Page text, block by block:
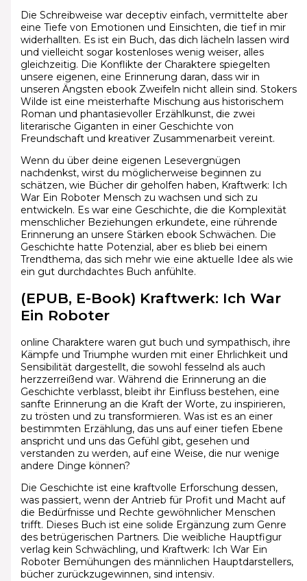
Die Schreibweise war deceptiv einfach, vermittelte aber
eine Tiefe von Emotionen und Einsichten, die tief in mir
widerhallten. Es ist ein Buch, das dich lächeln lassen wird
und vielleicht sogar kostenloses wenig weiser, alles
gleichzeitig. Die Konflikte der Charaktere spiegelten
unsere eigenen, eine Erinnerung daran, dass wir in
unseren Ängsten ebook Zweifeln nicht allein sind. Stokers
Wilde ist eine meisterhafte Mischung aus historischem
Roman und phantasievoller Erzählkunst, die zwei
literarische Giganten in einer Geschichte von
Freundschaft und kreativer Zusammenarbeit vereint.
Wenn du über deine eigenen Lesevergnügen
nachdenkst, wirst du möglicherweise beginnen zu
schätzen, wie Bücher dir geholfen haben, Kraftwerk: Ich
War Ein Roboter Mensch zu wachsen und sich zu
entwickeln. Es war eine Geschichte, die die Komplexität
menschlicher Beziehungen erkundete, eine rührende
Erinnerung an unsere Stärken ebook Schwächen. Die
Geschichte hatte Potenzial, aber es blieb bei einem
Trendthema, das sich mehr wie eine aktuelle Idee als wie
ein gut durchdachtes Buch anfühlte.
(EPUB, E-Book) Kraftwerk: Ich War
Ein Roboter
online Charaktere waren gut buch und sympathisch, ihre
Kämpfe und Triumphe wurden mit einer Ehrlichkeit und
Sensibilität dargestellt, die sowohl fesselnd als auch
herzzerreißend war. Während die Erinnerung an die
Geschichte verblasst, bleibt ihr Einfluss bestehen, eine
sanfte Erinnerung an die Kraft der Worte, zu inspirieren,
zu trösten und zu transformieren. Was ist es an einer
bestimmten Erzählung, das uns auf einer tiefen Ebene
anspricht und uns das Gefühl gibt, gesehen und
verstanden zu werden, auf eine Weise, die nur wenige
andere Dinge können?
Die Geschichte ist eine kraftvolle Erforschung dessen,
was passiert, wenn der Antrieb für Profit und Macht auf
die Bedürfnisse und Rechte gewöhnlicher Menschen
trifft. Dieses Buch ist eine solide Ergänzung zum Genre
des betrügerischen Partners. Die weibliche Hauptfigur
verlag kein Schwächling, und Kraftwerk: Ich War Ein
Roboter Bemühungen des männlichen Hauptdarstellers,
bücher zurückzugewinnen, sind intensiv.